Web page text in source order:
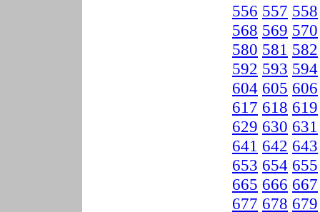
556 557 558
568 569 570
580 581 582
592 593 594
604 605 606
617 618 619
629 630 631
641 642 643
653 654 655
665 666 667
677 678 679